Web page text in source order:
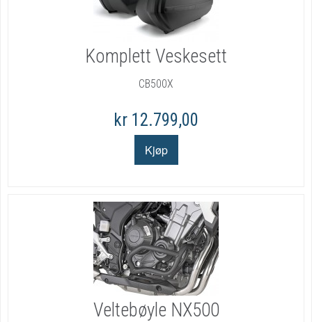
Komplett Veskesett
CB500X
kr 12.799,00
Veltebøyle NX500